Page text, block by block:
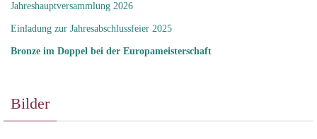
Jahreshauptversammlung 2026
Einladung zur Jahresabschlussfeier 2025
Bronze im Doppel bei der Europameisterschaft
Bilder